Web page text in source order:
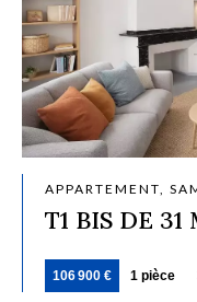
APPARTEMENT,
T1 BIS DE 31
106 900 € 1 pièce